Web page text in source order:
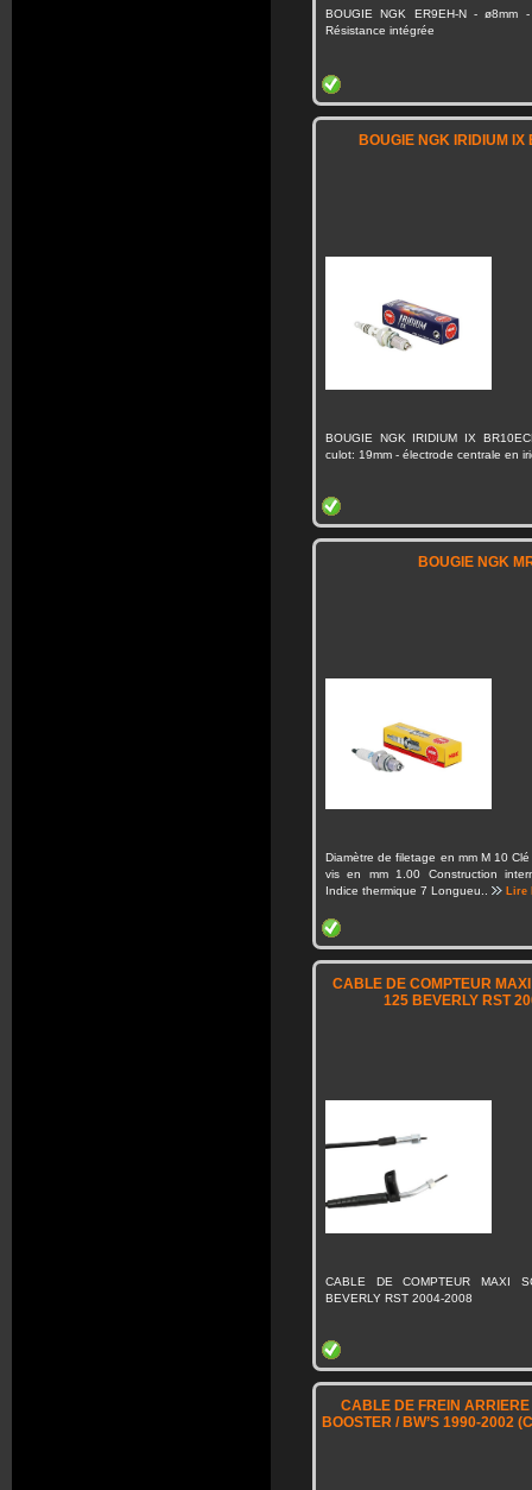
BOUGIE NGK ER9EH-N - ø8mm
Résistance intégrée
BOUGIE NGK IRIDIUM IX
BOUGIE NGK IRIDIUM IX
culot: 19mm - électrode centrale en
BOUGIE NGK
Diamètre de filetage en mm M 10
vis en mm 1.00 Construction
Indice thermique 7 Longueu..
CABLE DE COMPTEUR
125 BEVERLY RST
CABLE DE COMPTEUR MAXI
BEVERLY RST 2004-2008
CABLE DE FREIN
BOOSTER / BW’S 1990-2002